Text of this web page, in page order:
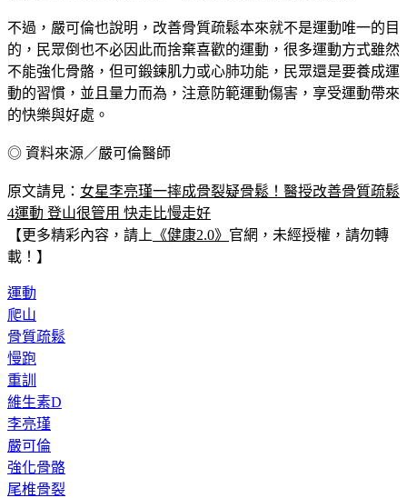
不過，嚴可倫也說明，改善骨質疏鬆本來就不是運動唯一的目
的，民眾倒也不必因此而捨棄喜歡的運動，很多運動方式雖然
不能強化骨骼，但可鍛鍊肌力或心肺功能，民眾還是要養成運
動的習慣，並且量力而為，注意防範運動傷害，享受運動帶來
的快樂與好處。
◎ 資料來源／嚴可倫醫師
原文請見： 女星李亮瑾一摔成骨裂疑骨鬆！醫授改善骨質疏鬆
4運動 登山很管用 快走比慢走好
【更多精彩內容，請上 《健康2.0》 官網，未經授權，請勿轉
載！】
運動
爬山
骨質疏鬆
慢跑
重訓
維生素D
李亮瑾
嚴可倫
強化骨骼
尾椎骨裂